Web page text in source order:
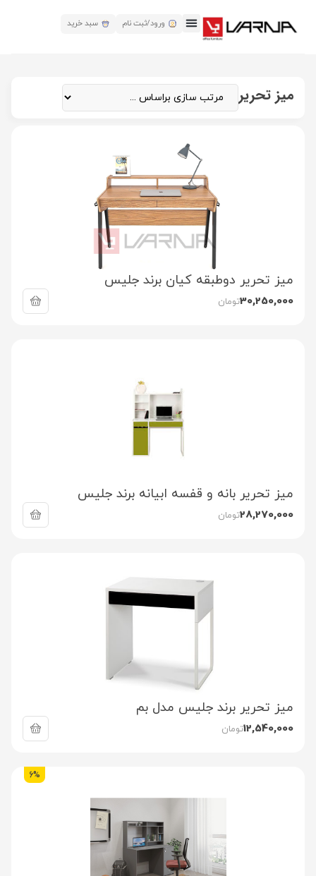
ورود/ثبت نام سبد خرید
میز تحریر
میز تحریر دوطبقه کیان برند جلیس
30,250,000تومان
میز تحریر بانه و قفسه ابیانه برند جلیس
28,270,000تومان
میز تحریر برند جلیس مدل بم
12,540,000تومان
6%